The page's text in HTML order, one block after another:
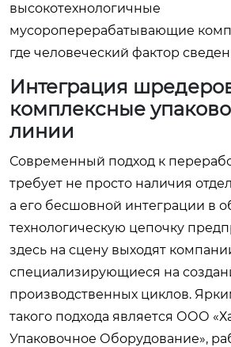
высокотехнологичные
мусороперерабатывающие
где человеческий фактор
Интеграция
комплексные
линии
Современный подход к
требует не просто наличия
а его бесшовной интеграции в
технологическую цепочку
здесь на сцену выходят
специализирующиеся на
производственных циклов.
такого подхода является ООО
Упаковочное Оборудование»,